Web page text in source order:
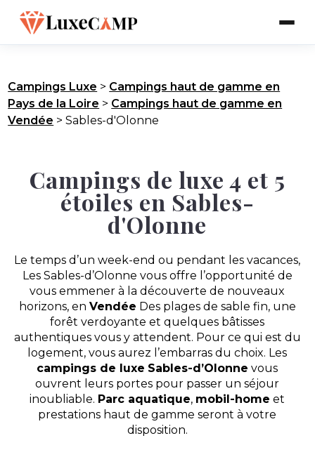
Campings Luxe > Campings haut de gamme en
Pays de la Loire > Campings haut de gamme en
Vendée >Sables-d'Olonne
Campings de luxe 4 et 5
étoiles en Sables-
d'Olonne
Le temps d’un week-end ou pendant les vacances,
Les Sables-d’Olonne vous offre l’opportunité de
vous emmener à la découverte de nouveaux
horizons, en Vendée Des plages de sable fin, une
forêt verdoyante et quelques bâtisses
authentiques vous y attendent. Pour ce qui est du
logement, vous aurez l’embarras du choix. Les
campings de luxe Sables-d’Olonne vous
ouvrent leurs portes pour passer un séjour
inoubliable. Parc aquatique, mobil-home et
prestations haut de gamme seront à votre
disposition.